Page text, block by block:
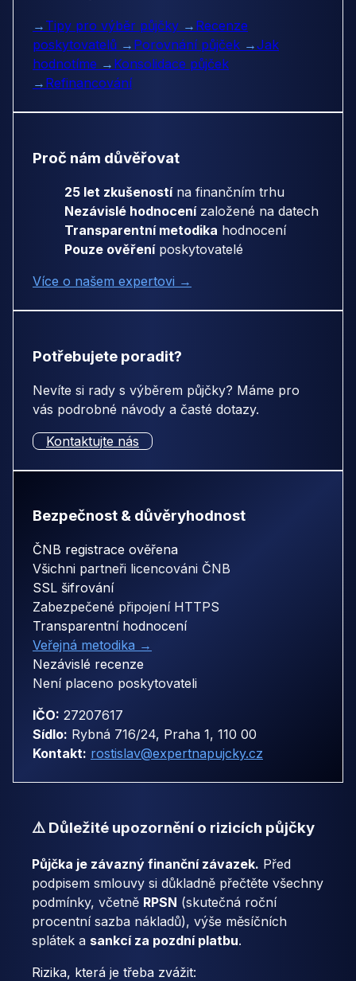
→ Tipy pro výběr půjčky → Recenze
poskytovatelů → Porovnání půjček →Jak
hodnotíme → Konsolidace půjček
→ Refinancování
Proč nám důvěřovat
25 let zkušenostína finančním trhu
Nezávislé hodnocenízaložené na datech
Transparentní metodika hodnocení
Pouze ověřeníposkytovatelé
Více o našem expertovi →
Potřebujete poradit?
Nevíte si rady s výběrem půjčky? Máme pro
vás podrobné návody a časté dotazy.
Kontaktujte nás
Bezpečnost & důvěryhodnost
ČNB registrace ověřena
Všichni partneři licencováni ČNB
SSL šifrování
Zabezpečené připojení HTTPS
Transparentní hodnocení
Veřejná metodika →
Nezávislé recenze
Není placeno poskytovateli
IČO: 27207617
Sídlo: Rybná 716/24, Praha 1, 110 00
Kontakt: rostislav@expertnapujcky.cz
⚠️ Důležité upozornění o rizicích půjčky
Půjčka je závazný finanční závazek. Před
podpisem smlouvy si důkladně přečtěte všechny
podmínky, včetně RPSN (skutečná roční
procentní sazba nákladů), výše měsíčních
splátek a sankcí za pozdní platbu.
Rizika, která je třeba zvážit: